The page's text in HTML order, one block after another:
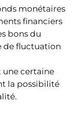
monétaires
financiers
bons du
de fluctuation
une certaine
la possibilité